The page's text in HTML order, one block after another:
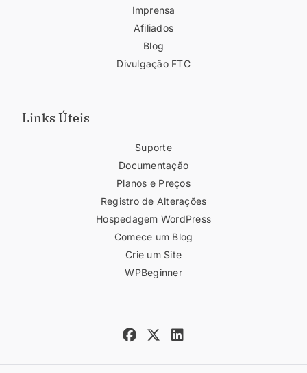
Imprensa
Afiliados
Blog
Divulgação FTC
Links Úteis
Suporte
Documentação
Planos e Preços
Registro de Alterações
Hospedagem WordPress
Comece um Blog
Crie um Site
WPBeginner